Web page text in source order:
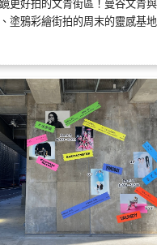
更好拍的文青街區！曼谷文青
塗鴉彩繪街拍的周末的靈感基地